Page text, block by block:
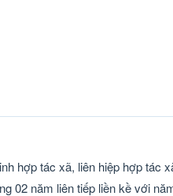
hợp tác xã, liên hiệp hợp tác
02 năm liên tiếp liền kề với